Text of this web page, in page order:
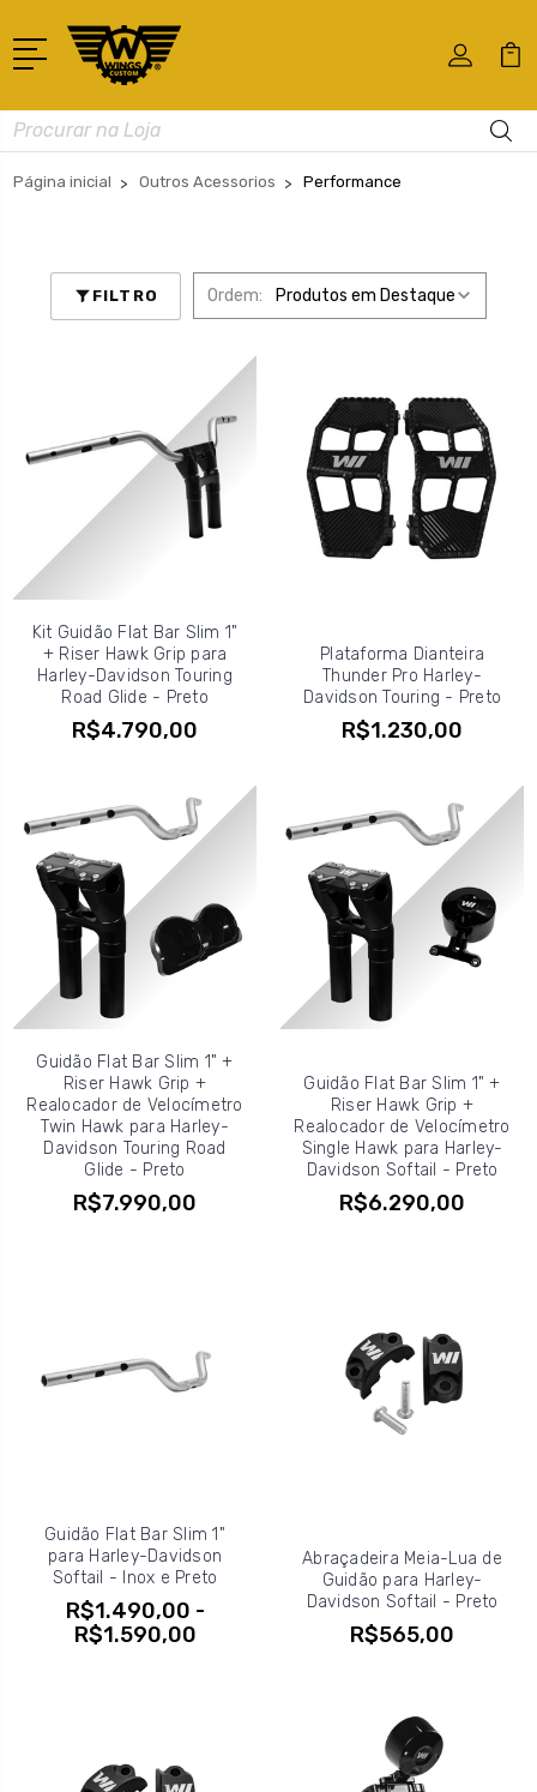
Busca
Página inicial Outros Acessorios Performance
FILTRO Ordem:
Kit Guidão Flat Bar Slim 1"
+ Riser Hawk Grip para
Harley-Davidson Touring
Road Glide - Preto
R$4.790,00
Plataforma Dianteira
Thunder Pro Harley-
Davidson Touring - Preto
R$1.230,00
Guidão Flat Bar Slim 1" +
Riser Hawk Grip +
Realocador de Velocímetro
Twin Hawk para Harley-
Davidson Touring Road
Glide - Preto
R$7.990,00
Guidão Flat Bar Slim 1" +
Riser Hawk Grip +
Realocador de Velocímetro
Single Hawk para Harley-
Davidson Softail - Preto
R$6.290,00
Guidão Flat Bar Slim 1"
para Harley-Davidson
Softail - Inox e Preto
R$1.490,00 -
R$1.590,00
Abraçadeira Meia-Lua de
Guidão para Harley-
Davidson Softail - Preto
R$565,00